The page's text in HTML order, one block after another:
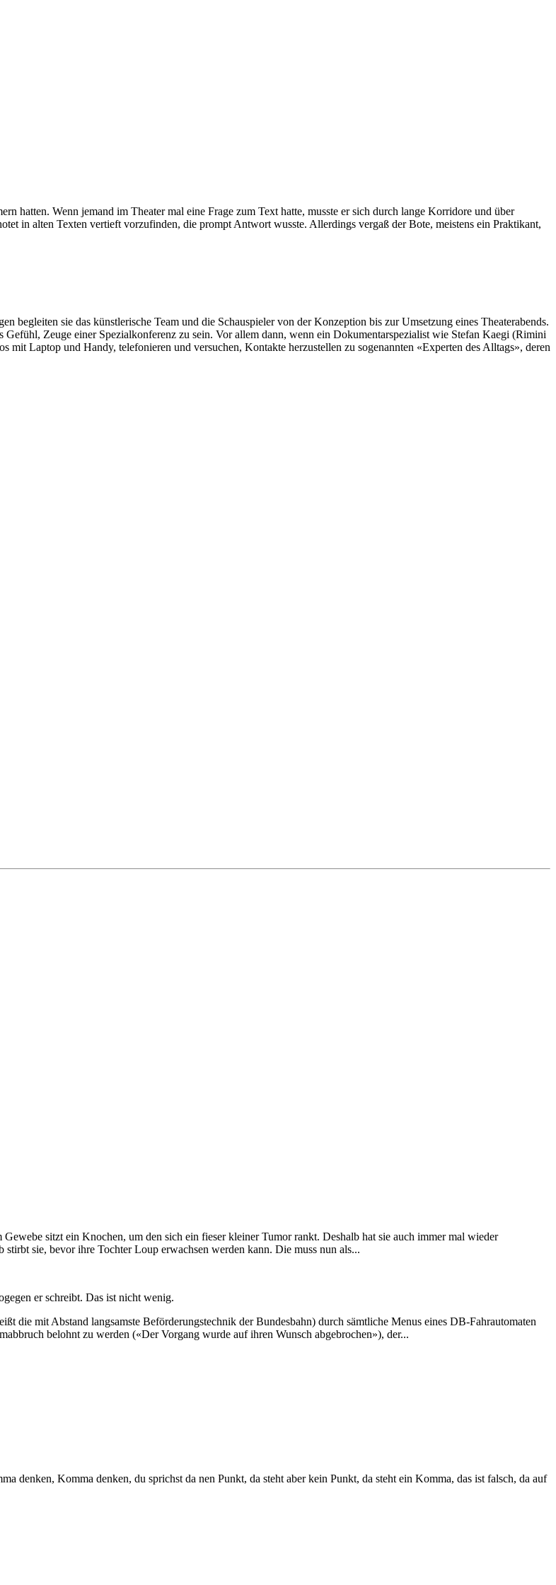
hatten. Wenn jemand im Theater mal eine Frage zum Text hatte, musste er sich durch lange Korridore und über
in alten Texten vertieft vorzufinden, die prompt Antwort wusste. Allerdings vergaß der Bote, meistens ein Praktikant,
begleiten sie das künstlerische Team und die Schauspieler von der Konzeption bis zur Umsetzung eines Theaterabends.
Zeuge einer Spezialkonferenz zu sein. Vor allem dann, wenn ein Dokumentarspezialist wie Stefan Kaegi (Rimini
mit Laptop und Handy, telefonieren und versuchen, Kontakte herzustellen zu sogenannten «Experten des Alltags», deren
sitzt ein Knochen, um den sich ein fieser kleiner Tumor rankt. Deshalb hat sie auch immer mal wieder
sie, bevor ihre Tochter Loup erwachsen werden kann. Die muss nun als...
er schreibt. Das ist nicht wenig.
die mit Abstand langsamste Beförderungstechnik der Bundesbahn) durch sämtliche Menus eines DB-Fahrautomaten
belohnt zu werden («Der Vorgang wurde auf ihren Wunsch abgebrochen»), der...
denken, Komma denken, du sprichst da nen Punkt, da steht aber kein Punkt, da steht ein Komma, das ist falsch, da auf